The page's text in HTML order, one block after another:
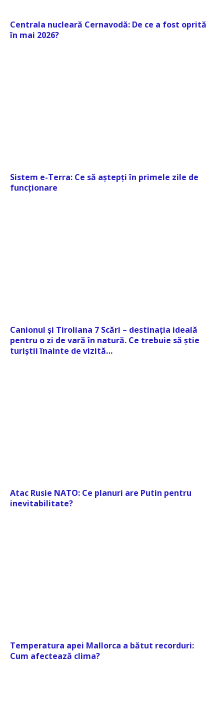
Centrala nucleară Cernavodă: De ce a fost oprită
în mai 2026?
Sistem e-Terra: Ce să aștepți în primele zile de
funcționare
Canionul și Tiroliana 7 Scări – destinația ideală
pentru o zi de vară în natură. Ce trebuie să știe
turiștii înainte de vizită…
Atac Rusie NATO: Ce planuri are Putin pentru
inevitabilitate?
Temperatura apei Mallorca a bătut recorduri:
Cum afectează clima?